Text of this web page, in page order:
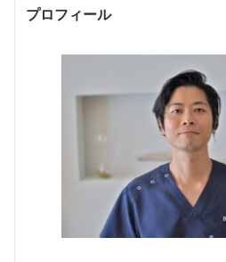
プロフィール